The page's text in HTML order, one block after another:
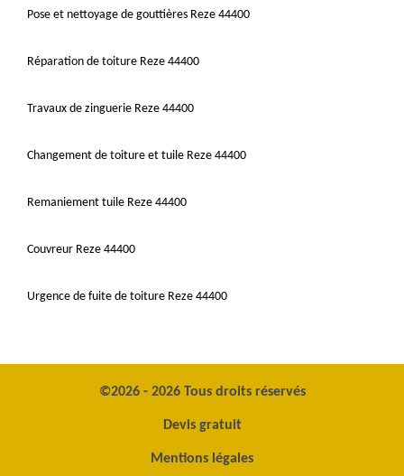
Pose et nettoyage de gouttières Reze 44400
Réparation de toiture Reze 44400
Travaux de zinguerie Reze 44400
Changement de toiture et tuile Reze 44400
Remaniement tuile Reze 44400
Couvreur Reze 44400
Urgence de fuite de toiture Reze 44400
©2026 - 2026 Tous droits réservés
Devis gratuit
Mentions légales